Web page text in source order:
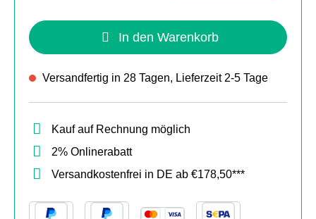
In den Warenkorb
Versandfertig in 28 Tagen, Lieferzeit 2-5 Tage
Kauf auf Rechnung möglich
2% Onlinerabatt
Versandkostenfrei in DE ab €178,50***